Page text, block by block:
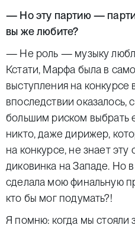
— Но эту партию —
вы же любите?
— Не роль — музыку
Кстати, Марфа была в
выступления на конкурсе
впоследствии
большим риском выбрать
никто, даже дирижер,
на конкурсе, не знает
диковинка на Западе. Но
сделала мою финальную
кто бы мог подумать?!
Я помню: когда мы стояли